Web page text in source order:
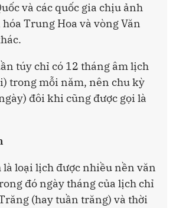
và các quốc gia chịu ảnh
Trung Hoa và vòng Văn
túy chỉ có 12 tháng âm lịch
trong mỗi năm, nên chu kỳ
đôi khi cũng được gọi là
loại lịch được nhiều nền văn
đó ngày tháng của lịch chỉ
(hay tuần trăng) và thời